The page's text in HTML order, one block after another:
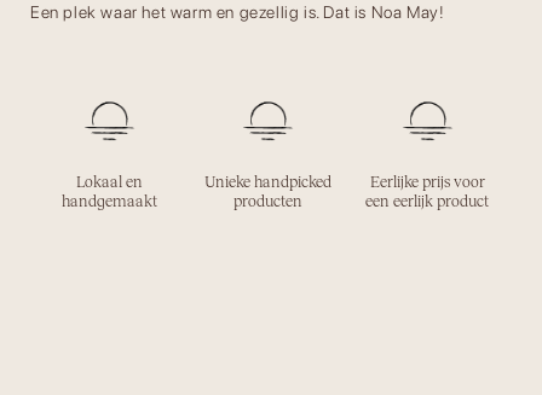
Een plek waar het warm en gezellig is. Dat is Noa May!
Lokaal en
handgemaakt
Unieke handpicked
producten
Eerlijke prijs voor
een eerlijk product